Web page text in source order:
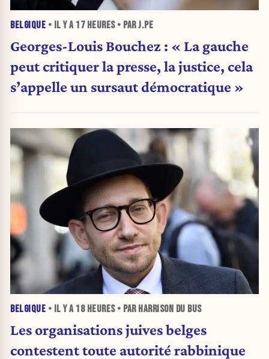
BELGIQUE • IL Y A 17 HEURES• PAR J.PE
Georges-Louis Bouchez : « La gauche
peut critiquer la presse, la justice, cela
s’appelle un sursaut démocratique »
BELGIQUE • IL Y A 18 HEURES• PAR HARRISON DU BUS
Les organisations juives belges
contestent toute autorité rabbinique